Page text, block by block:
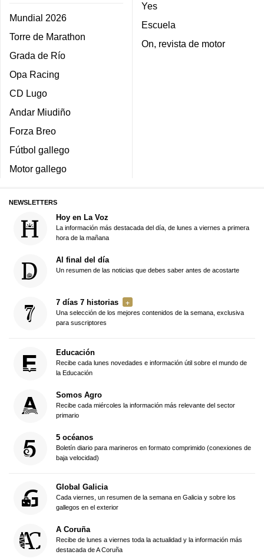
Mundial 2026
Torre de Marathon
Grada de Río
Opa Racing
CD Lugo
Andar Miudiño
Forza Breo
Fútbol gallego
Motor gallego
Yes
Escuela
On, revista de motor
NEWSLETTERS
Hoy en La Voz
La información más destacada del día, de lunes a viernes a primera
hora de la mañana
Al final del día
Un resumen de las noticias que debes saber antes de acostarte
7 días 7 historias
Una selección de los mejores contenidos de la semana, exclusiva
para suscriptores
Educación
Recibe cada lunes novedades e información útil sobre el mundo de
la Educación
Somos Agro
Recibe cada miércoles la información más relevante del sector
primario
5 océanos
Boletín diario para marineros en formato comprimido (conexiones de
baja velocidad)
Global Galicia
Cada viernes, un resumen de la semana en Galicia y sobre los
gallegos en el exterior
A Coruña
Recibe de lunes a viernes toda la actualidad y la información más
destacada de A Coruña